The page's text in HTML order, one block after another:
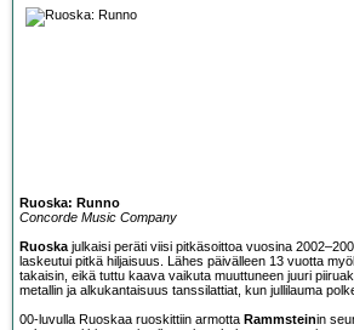
Ruoska: Runno
Concorde Music Company
Ruoska julkaisi peräti viisi pitkäsoittoa vuosina
laskeutui pitkä hiljaisuus. Lähes päivälleen 13 vuotta
takaisin, eikä tuttu kaava vaikuta muuttuneen juuri
metallin ja alkukantaisuus tanssilattiat, kun jullilauma
00-luvulla Ruoskaa ruoskittiin armotta Rammsteinin